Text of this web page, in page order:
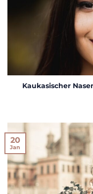
Kaukasischer
20
Jan